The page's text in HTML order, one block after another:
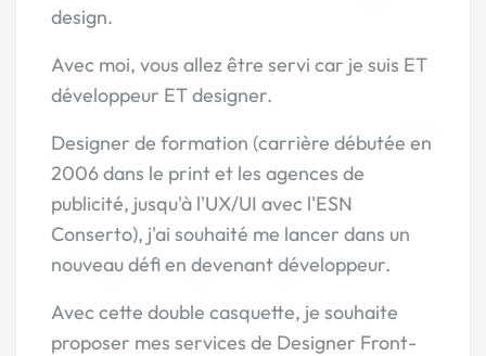
design.
Avec moi, vous allez être servi car je suis ET
développeur ET designer.
Designer de formation (carrière débutée en
2006 dans le print et les agences de
publicité, jusqu'à l'UX/UI avec l'ESN
Conserto), j'ai souhaité me lancer dans un
nouveau défi en devenant développeur.
Avec cette double casquette, je souhaite
proposer mes services de Designer Front-